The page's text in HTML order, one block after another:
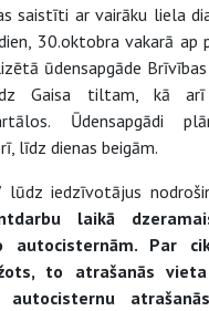
saistīti ar vairāku liela
30.oktobra vakarā ap
ūdensapgāde
Gaisa tiltam, kā arī
Ūdensapgādi
līdz dienas beigām.
lūdz iedzīvotājus
laikā
autocisternām. Par
to atrašanās
autocisternu